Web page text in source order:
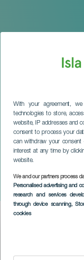
With your agreement,
technologies to store,
website, IP addresses and
consent to process your
can withdraw your
interest at any time by
website.
We and our partners process
Personalised advertising and
research and services
through device scanning,
cookies
Isla
LA PALMA
Imagen